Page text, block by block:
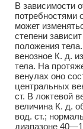
В зависимости
потребностями
может
степени
положения
венозное К. д.
тела. На
венулах оно
центральных
ст. В локтевой
величина К. д.
вод. ст.;
диапазоне